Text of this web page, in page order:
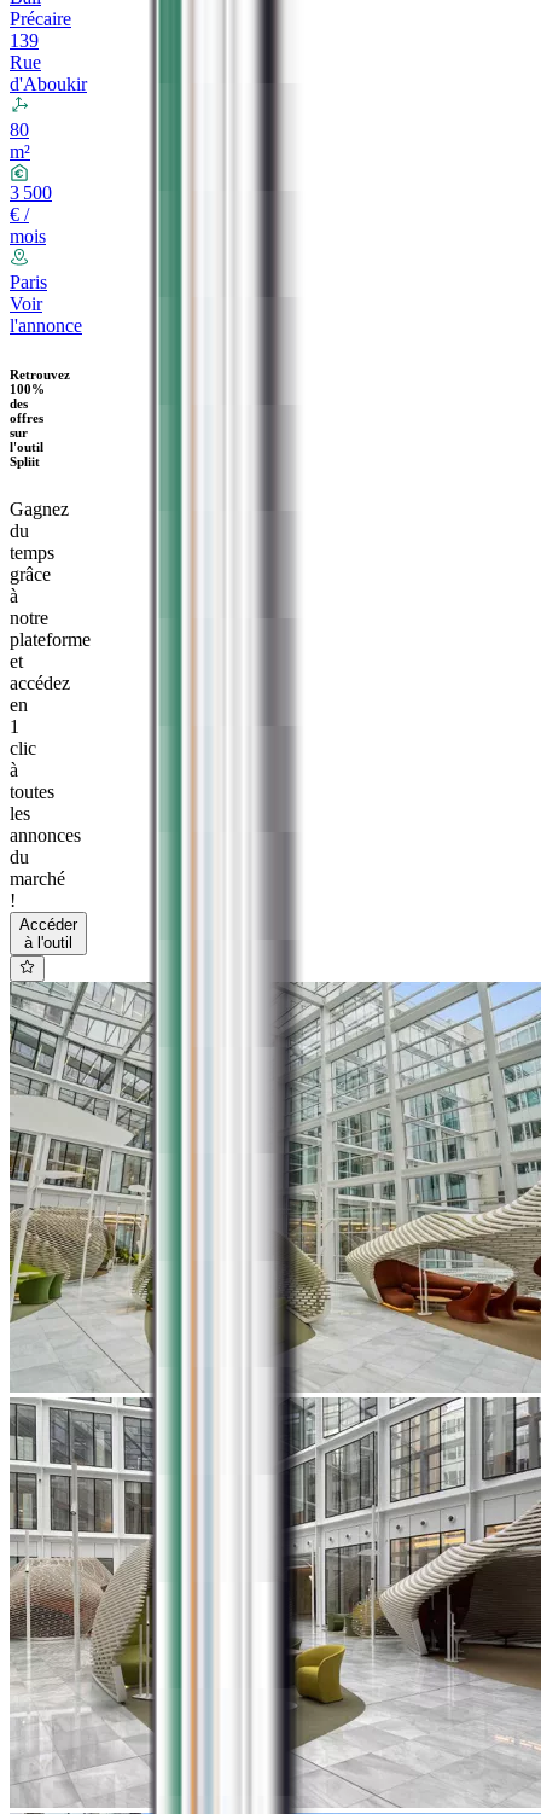
Précaire
139
Rue
d'Aboukir
80
m²
3 500
€ /
mois
Paris
Voir
l'annonce
Retrouvez
100%
des
offres
sur
l'outil
Spliit
Gagnez
du
temps
grâce
à
notre
plateforme
et
accédez
en
1
clic
à
toutes
les
annonces
du
marché
!
Accéder
à l'outil